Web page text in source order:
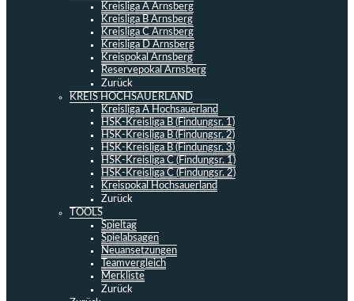
Kreisliga A Arnsberg
Kreisliga B Arnsberg
Kreisliga C Arnsberg
Kreisliga D Arnsberg
Kreispokal Arnsberg
Reservepokal Arnsberg
Zurück
KREIS HOCHSAUERLAND
Kreisliga A Hochsauerland
HSK-Kreisliga B (Findungsr. 1)
HSK-Kreisliga B (Findungsr. 2)
HSK-Kreisliga B (Findungsr. 3)
HSK-Kreisliga C (Findungsr. 1)
HSK-Kreisliga C (Findungsr. 2)
Kreispokal Hochsauerland
Zurück
TOOLS
Spieltag
Spielabsagen
Neuansetzungen
Teamvergleich
Merkliste
Zurück